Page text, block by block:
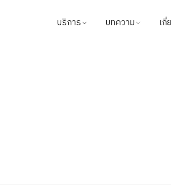
บริการ
ชำระค่าบริการ
บทความ
เกี่
ติด